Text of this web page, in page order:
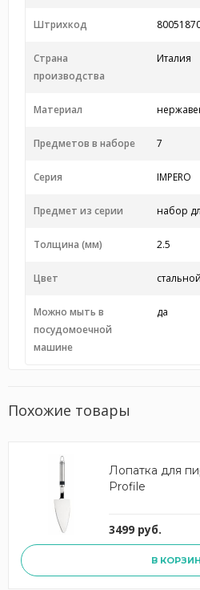
Штрихкод
Страна
производства
Италия
Материал
Предметов в наборе 7
Серия IMPERO
Предмет из серии набор
Толщина (мм) 2.5
Цвет стальной
Можно мыть в
посудомоечной
машине
да
Похожие товары
Лопатка для
Profile
3499 руб.
В